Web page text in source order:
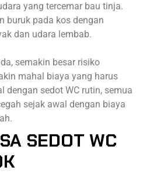
yang tercemar bau tinja.
buruk pada kos dengan
dan udara lembab.
semakin besar risiko
mahal biaya yang harus
dengan sedot WC rutin, semua
sejak awal dengan biaya
SEDOT WC